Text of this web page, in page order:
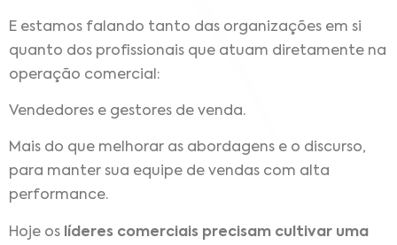
E estamos falando tanto das organizações em si
quanto dos profissionais que atuam diretamente na
operação comercial:
Vendedores e gestores de venda.
Mais do que melhorar as abordagens e o discurso,
para manter sua equipe de vendas com alta
performance.
Hoje os líderes comerciais precisam cultivar uma